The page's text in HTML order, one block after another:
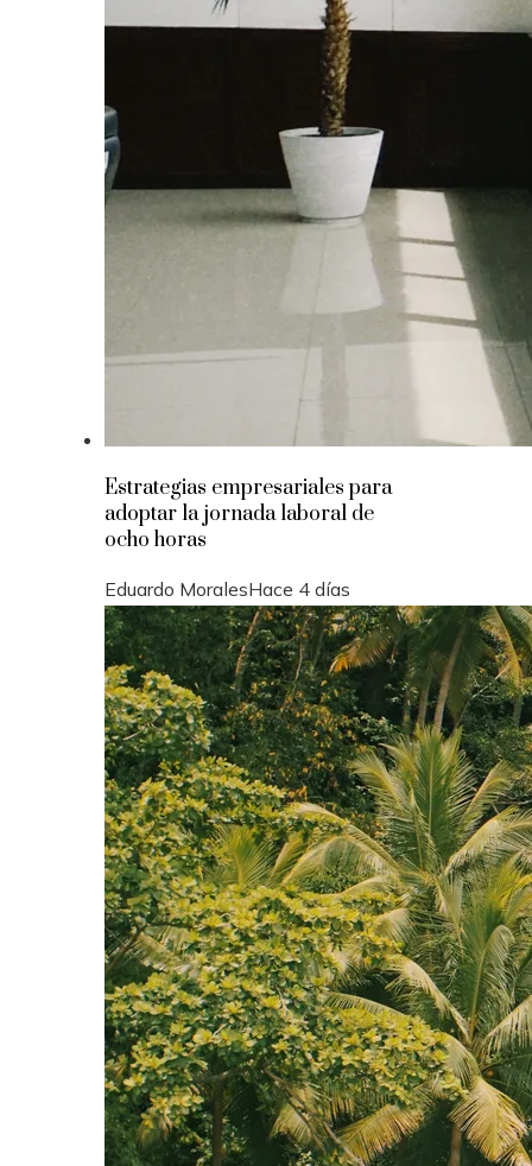
Estrategias empresariales para
adoptar la jornada laboral de
ocho horas
Eduardo MoralesHace 4 días